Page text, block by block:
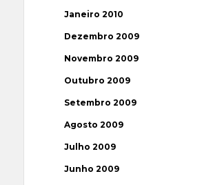
Janeiro 2010
Dezembro 2009
Novembro 2009
Outubro 2009
Setembro 2009
Agosto 2009
Julho 2009
Junho 2009